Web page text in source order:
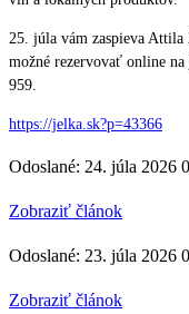
25. júla vám zaspieva
možné rezervovať online
959.
https://jelka.sk?p=43366
Odoslané: 24. júla 2026
Zobraziť článok
Odoslané: 23. júla 2026
Zobraziť článok